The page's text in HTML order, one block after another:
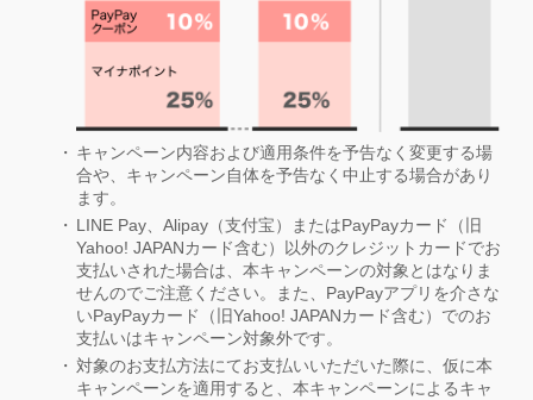
キャンペーン内容および適用条件を予告なく変更する場
合や、キャンペーン自体を予告なく中止する場合があり
ます。
LINE Pay、Alipay（支付宝）またはPayPayカード（旧
Yahoo! JAPANカード含む）以外のクレジットカードでお
支払いされた場合は、本キャンペーンの対象とはなりま
せんのでご注意ください。また、PayPayアプリを介さな
いPayPayカード（旧Yahoo! JAPANカード含む）でのお
支払いはキャンペーン対象外です。
対象のお支払方法にてお支払いいただいた際に、仮に本
キャンペーンを適用すると、本キャンペーンによるキャ